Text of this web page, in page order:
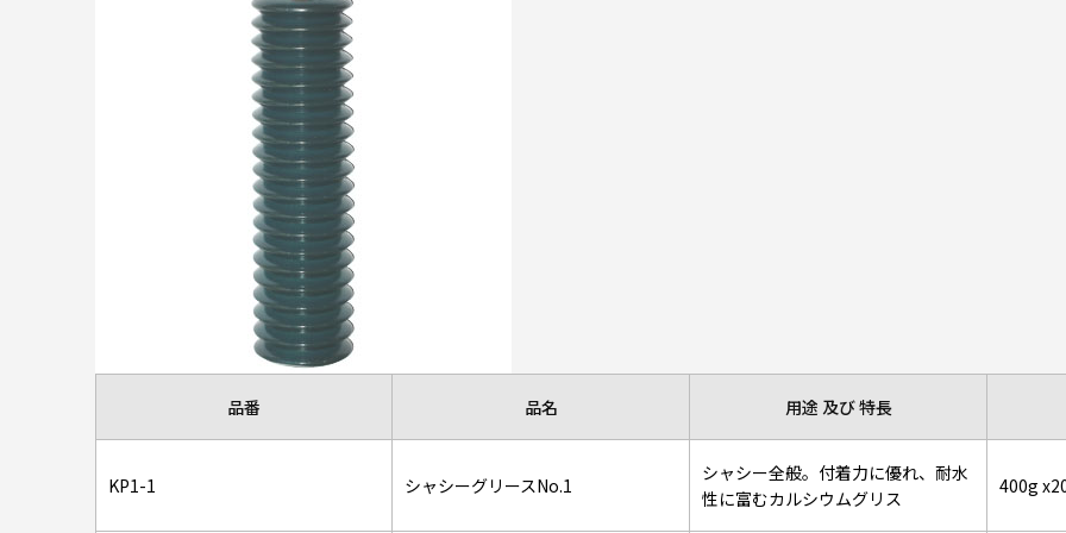
品番 品名 用途 及び 特長
KP1-1 シャシーグリースNo.1
シャシー全般。付着力に優れ、耐水
性に富むカルシウムグリス
400g